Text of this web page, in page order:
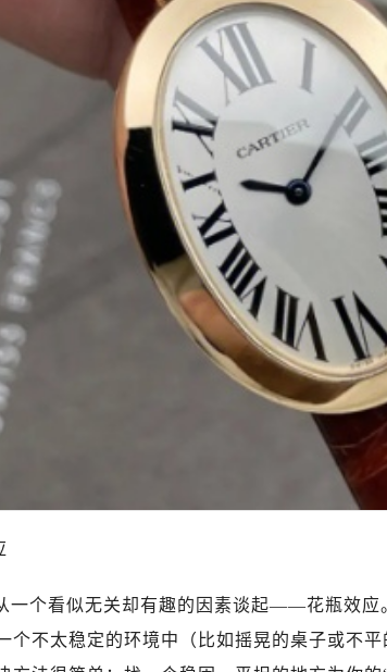
一个看似无关却有趣的因素谈起——花瓶效应
个不太稳定的环境中（比如摇晃的桌子或不